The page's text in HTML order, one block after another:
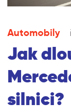
Automobily
Jak
silnici?